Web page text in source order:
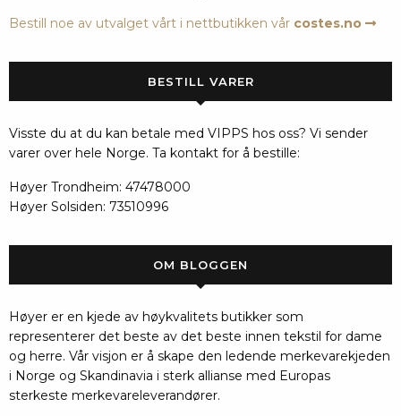
Bestill noe av utvalget vårt i nettbutikken vår costes.no
BESTILL VARER
Visste du at du kan betale med VIPPS hos oss? Vi sender
varer over hele Norge. Ta kontakt for å bestille:
Høyer Trondheim: 47478000
Høyer Solsiden: 73510996
OM BLOGGEN
Høyer er en kjede av høykvalitets butikker som
representerer det beste av det beste innen tekstil for dame
og herre. Vår visjon er å skape den ledende merkevarekjeden
i Norge og Skandinavia i sterk allianse med Europas
sterkeste merkevareleverandører.